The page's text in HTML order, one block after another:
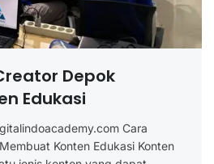
Depok
Edukasi
Cara
Konten Edukasi Konten